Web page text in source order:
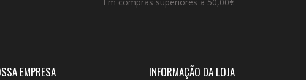
EMPRESA INFORMAÇÃO DA LOJA